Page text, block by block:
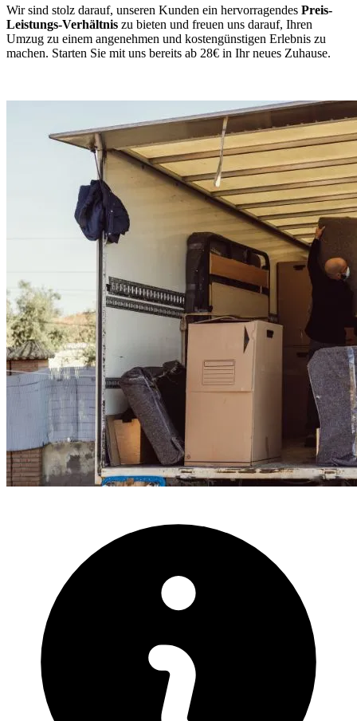
Wir sind stolz darauf, unseren Kunden ein hervorragendes Preis-
Leistungs-Verhältnis zu bieten und freuen uns darauf, Ihren
Umzug zu einem angenehmen und kostengünstigen Erlebnis zu
machen. Starten Sie mit uns bereits ab 28€ in Ihr neues Zuhause.